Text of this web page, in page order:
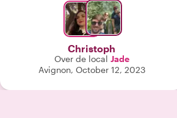
Christoph
Over de local Jade
Avignon, October 12, 2023